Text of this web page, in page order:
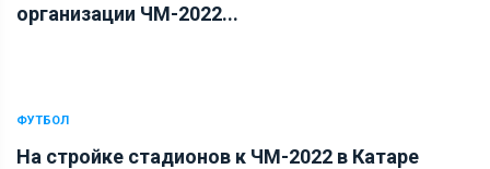
организации ЧМ-2022...
ФУТБОЛ
На стройке стадионов к ЧМ-2022 в Катаре